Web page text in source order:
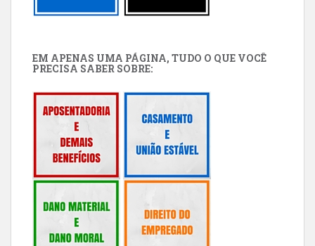
EM APENAS UMA PÁGINA, TUDO O QUE VOCÊ
PRECISA SABER SOBRE: